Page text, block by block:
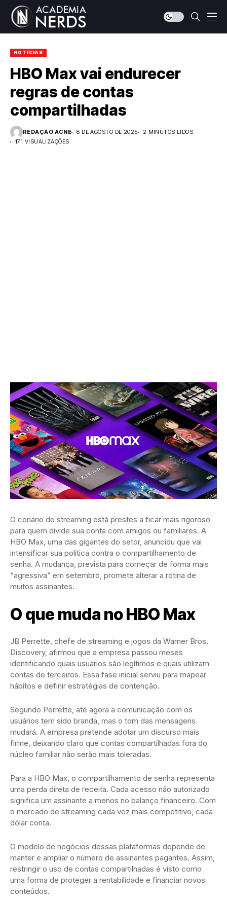
NOTÍCIAS
HBO Max vai endurecer
regras de contas
compartilhadas
REDAÇÃO ACNE 8 DE AGOSTO DE 2025
2 MINUTOS LIDOS
171 VISUALIZAÇÕES
O cenário do streaming está prestes a ficar mais rigoroso
para quem divide sua conta com amigos ou familiares. A
HBO Max, uma das gigantes do setor, anunciou que vai
intensificar sua política contra o compartilhamento de
senha. A mudança, prevista para começar de forma mais
“agressiva” em setembro, promete alterar a rotina de
muitos assinantes.
O que muda no HBO Max
JB Perrette, chefe de streaming e jogos da Warner Bros.
Discovery, afirmou que a empresa passou meses
identificando quais usuários são legítimos e quais utilizam
contas de terceiros. Essa fase inicial serviu para mapear
hábitos e definir estratégias de contenção.
Segundo Perrette, até agora a comunicação com os
usuários tem sido branda, mas o tom das mensagens
mudará. A empresa pretende adotar um discurso mais
firme, deixando claro que contas compartilhadas fora do
núcleo familiar não serão mais toleradas.
Para a HBO Max, o compartilhamento de senha representa
uma perda direta de receita. Cada acesso não autorizado
significa um assinante a menos no balanço financeiro. Com
o mercado de streaming cada vez mais competitivo, cada
dólar conta.
O modelo de negócios dessas plataformas depende de
manter e ampliar o número de assinantes pagantes. Assim,
restringir o uso de contas compartilhadas é visto como
uma forma de proteger a rentabilidade e financiar novos
conteúdos.